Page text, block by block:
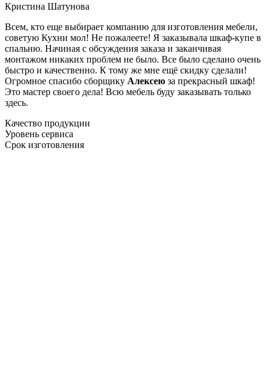
Кристина Шатунова
Всем, кто еще выбирает компанию для изготовления мебели,
советую Кухни мол! Не пожалеете! Я заказывала шкаф-купе в
спальню. Начиная с обсуждения заказа и заканчивая
монтажом никаких проблем не было. Все было сделано очень
быстро и качественно. К тому же мне ещё скидку сделали!
Огромное спасибо сборщику Алексею за прекрасный шкаф!
Это мастер своего дела! Всю мебель буду заказывать только
здесь.
Качество продукции
Уровень сервиса
Срок изготовления